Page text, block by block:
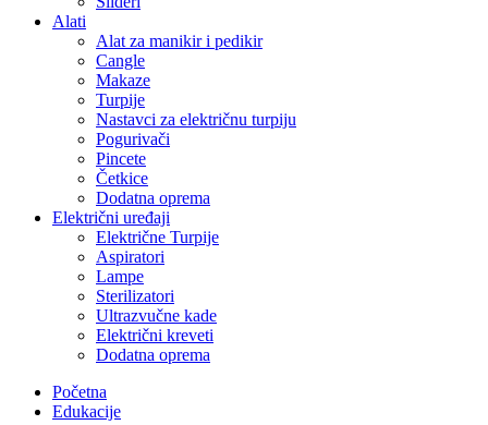
Alati
Alat za manikir i pedikir
Cangle
Makaze
Turpije
Nastavci za električnu turpiju
Pogurivači
Pincete
Četkice
Dodatna oprema
Električni uređaji
Električne Turpije
Aspiratori
Lampe
Sterilizatori
Ultrazvučne kade
Električni kreveti
Dodatna oprema
Početna
Edukacije